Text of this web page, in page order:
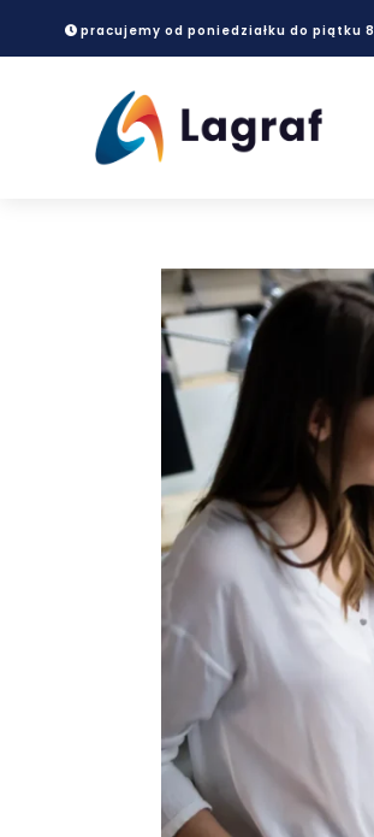
pracujemy od poniedziałku do piątku